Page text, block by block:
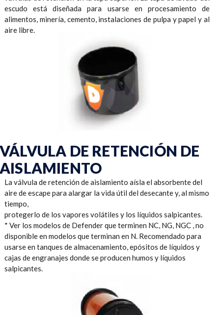
escudo está diseñada para usarse en procesamiento de
alimentos, minería, cemento, instalaciones de pulpa y papel y al
aire libre.
VÁLVULA DE RETENCIÓN DE
AISLAMIENTO
La válvula de retención de aislamiento aísla el absorbente del
aire de escape para alargar la vida útil del desecante y, al mismo
tiempo,
protegerlo de los vapores volátiles y los líquidos salpicantes.
* Ver los modelos de Defender que terminen NC, NG, NGC , no
disponible en modelos que terminan en N. Recomendado para
usarse en tanques de almacenamiento, epósitos de líquidos y
cajas de engranajes donde se producen humos y líquidos
salpicantes.